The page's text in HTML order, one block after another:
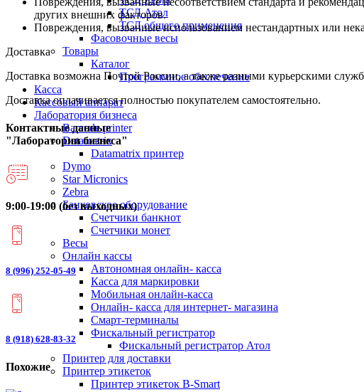
ТСД Атол
ТСД общего применения
Фасовочные весы
Товары
Каталог
Программное обеспечение
Касса
Кассовый аппарат
Лаборатория бизнеса
Barcode printer
Datamatrix
Datamatrix принтер
Dymo
Star Micronics
Zebra
Банковское оборудование
Счетчики банкнот
Счетчики монет
Весы
Онлайн кассы
Автономная онлайн- касса
Касса для маркировки
Мобильная онлайн-касса
Онлайн- касса для интернет- магазина
Смарт-терминалы
Фискальный регистратор
Фискальный регистратор Атол
Принтер для доставки
Принтер этикеток
Принтер этикеток B-Smart
других внешних факторов.
Повреждения, вызванные использованием нестандартных или
Доставка
Доставка возможна Почтой России, а также разными курьерскими
Доставка оплачивается полностью покупателем самостоятельно.
Контактные данные
"Лаборатории бизнеса"
9:00-19:00 (без выходных)
8 (996) 252-05-49
8 (918) 628-83-32
Похожие